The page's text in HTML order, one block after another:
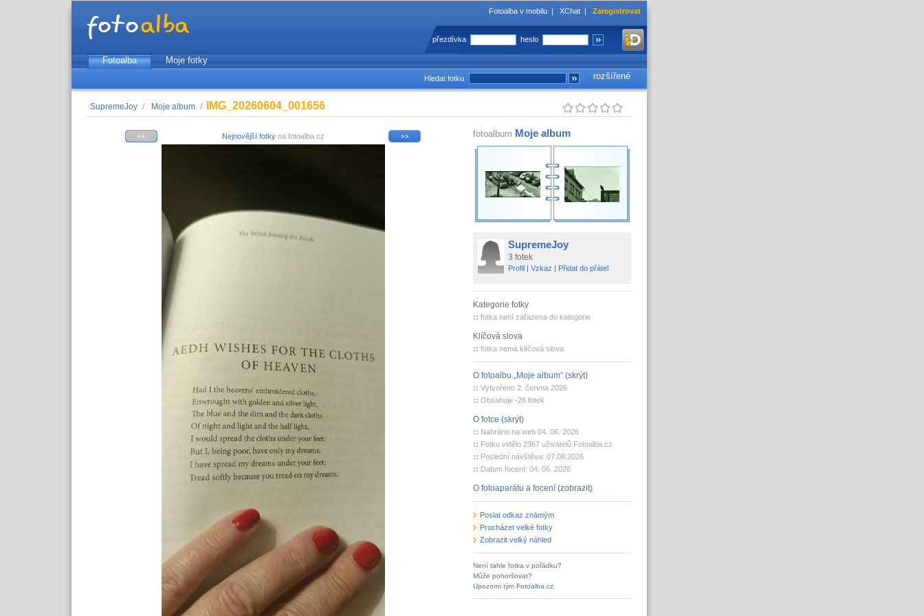
Fotoalba v mobilu | XChat | Zaregistrovat
přezdívka heslo
Fotoalba
Moje fotky
rozšířené
Hledat fotku
SupremeJoy / Moje album / IMG_20260604_001656
Nejnovější fotkyna fotoalba.cz fotoalbum Moje album
SupremeJoy
3 fotek
Profil| Vzkaz | Přidat do přátel
Kategorie fotky
:: fotka není zařazena do kategorie
Klíčová slova
:: fotka nemá klíčová slova
O fotoalbu „Moje album“ (skrýt)
:: Vytvořeno 2. června 2026
:: Obsahuje -26 fotek
O fotce (skrýt)
:: Nahráno na web 04. 06. 2026
:: Fotku vidělo 2367 uživatelů Fotoalba.cz
:: Poslední návštěva: 07.08.2026
:: Datum focení: 04. 06. 2026
O fotoaparátu a focení (zobrazit)
Poslat odkaz známým
Procházet velké fotky
Zobrazit velký náhled
Není tahle fotka v pořádku?
Může pohoršovat?
Upozorni tým Fotoalba.cz